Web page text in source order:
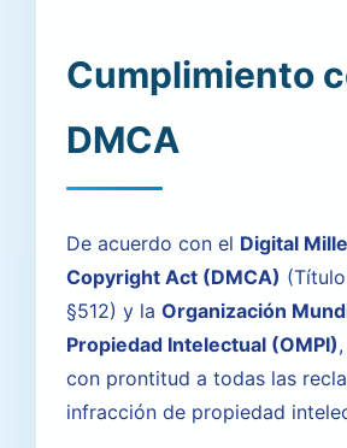
Cumplimiento
DMCA
De acuerdo con el Digital
Copyright Act (DMCA) (Título
§512) y la Organización
Propiedad Intelectual (OMPI)
con prontitud a todas las
infracción de propiedad